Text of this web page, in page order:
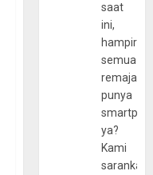
saat
ini,
hampir
semua
remaja
punya
ya?
Kami
sarankan,